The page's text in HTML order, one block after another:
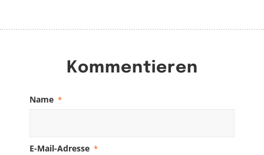
Kommentieren
Name *
E-Mail-Adresse *